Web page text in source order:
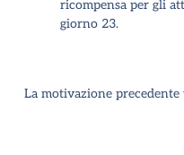
ricompensa per gli
giorno 23.
La motivazione